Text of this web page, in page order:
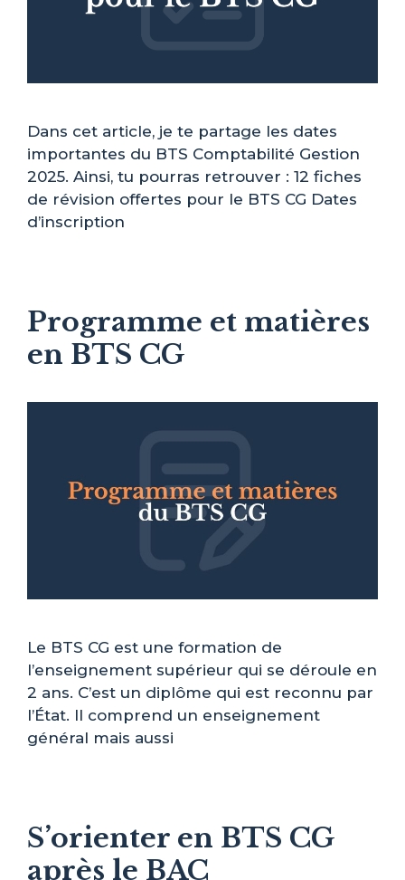
Dans cet article, je te partage les dates
importantes du BTS Comptabilité Gestion
2025. Ainsi, tu pourras retrouver : 12 fiches
de révision offertes pour le BTS CG Dates
d’inscription
Programme et matières
en BTS CG
Le BTS CG est une formation de
l’enseignement supérieur qui se déroule en
2 ans. C’est un diplôme qui est reconnu par
l’État. Il comprend un enseignement
général mais aussi
S’orienter en BTS CG
après le BAC